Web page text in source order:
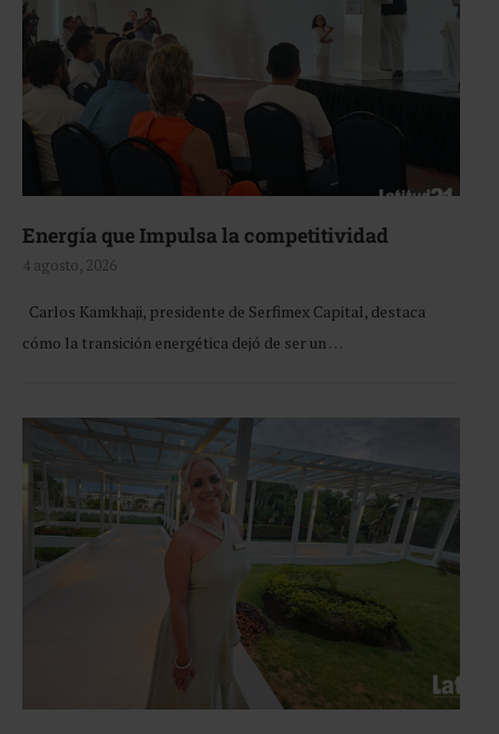
Energía que Impulsa la competitividad
4 agosto, 2026
Carlos Kamkhaji, presidente de Serfimex Capital, destaca
cómo la transición energética dejó de ser un …